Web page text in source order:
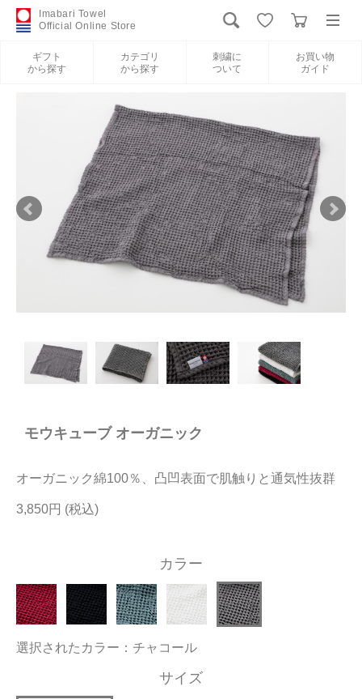
Imabari Towel
Official Online Store
ギフト
から探す
カテゴリ
から探す
刺繍に
ついて
お買い物
ガイド
新規会員登録
ギフトから探す
カテゴリから探す
刺繍について
当サイトについて
大量購入・法人向けの購入の方は
お問い合わせ
モウキューブ オーガニック
オーガニック綿100％、凸凹表面で肌触りと通気性抜群
3,850円
カラー
選択されたカラー：チャコール
サイズ